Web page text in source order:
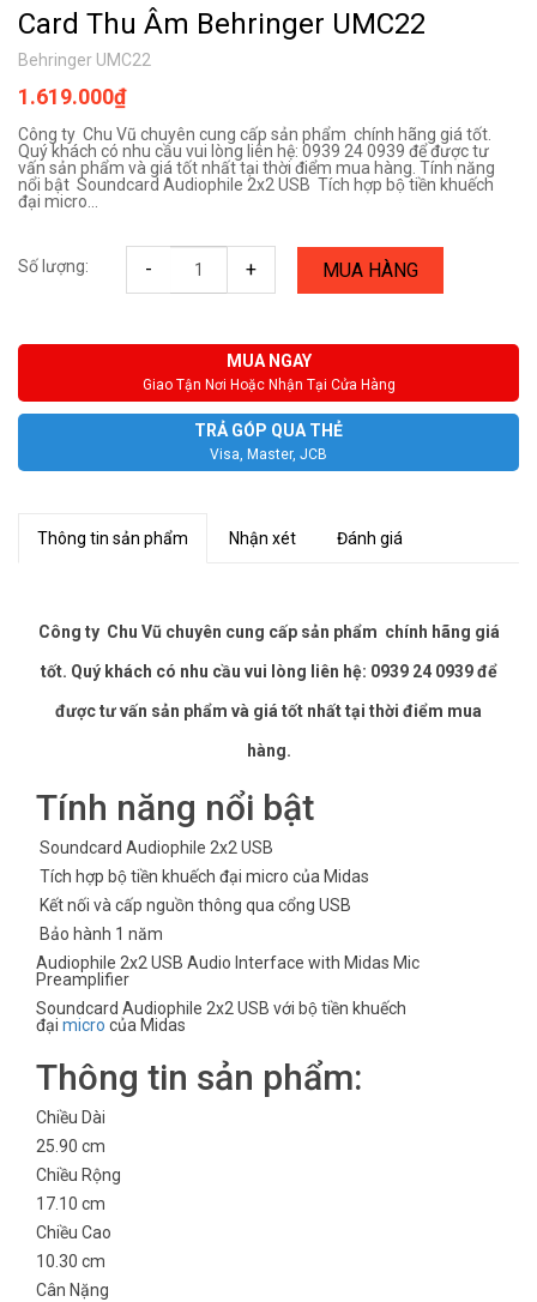
Card Thu Âm Behringer UMC22
Behringer UMC22
1.619.000₫
Công ty Chu Vũ chuyên cung cấp sản phẩm chính hãng giá tốt.
Quý khách có nhu cầu vui lòng liên hệ: 0939 24 0939 để được tư
vấn sản phẩm và giá tốt nhất tại thời điểm mua hàng. Tính năng
nổi bật Soundcard Audiophile 2x2 USB Tích hợp bộ tiền khuếch
đại micro...
Số lượng: - + MUA HÀNG
MUA NGAY
Giao Tận Nơi Hoặc Nhận Tại Cửa Hàng
TRẢ GÓP QUA THẺ
Visa, Master, JCB
Thông tin sản phẩm Nhận xét Đánh giá
Công ty Chu Vũ chuyên cung cấp sản phẩm chính hãng giá
tốt. Quý khách có nhu cầu vui lòng liên hệ: 0939 24 0939 để
được tư vấn sản phẩm và giá tốt nhất tại thời điểm mua
hàng.
Tính năng nổi bật
Soundcard Audiophile 2x2 USB
Tích hợp bộ tiền khuếch đại micro của Midas
Kết nối và cấp nguồn thông qua cổng USB
Bảo hành 1 năm
Audiophile 2x2 USB Audio Interface with Midas Mic
Preamplifier
Soundcard Audiophile 2x2 USB với bộ tiền khuếch
đại micro của Midas
Thông tin sản phẩm:
Chiều Dài
25.90 cm
Chiều Rộng
17.10 cm
Chiều Cao
10.30 cm
Cân Nặng